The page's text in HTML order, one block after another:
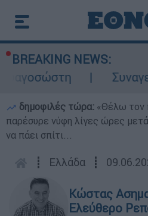
BREAKING NEWS:
Συναγερμός
δημοφιλές τώρα: «Θέλω τον
παρέσυρε νύφη λίγες ώρες
να πάει σπίτι...
┋ Ελλάδα ┋
Κώστας
Ελεύθερο